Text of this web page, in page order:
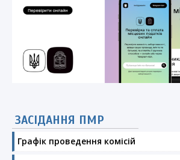
ЗАСІДАННЯ ПМР
Графік проведення комісій